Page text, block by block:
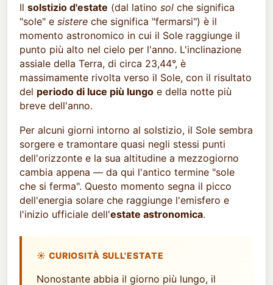
Ilsolstizio d'estate (dal latinosol che significa
"sole" esistere che significa "fermarsi") è il
momento astronomico in cui il Sole raggiunge il
punto più alto nel cielo per l'anno. L'inclinazione
assiale della Terra, di circa 23,44°, è
massimamente rivolta verso il Sole, con il risultato
del periodo di luce più lungo e della notte più
breve dell'anno.
Per alcuni giorni intorno al solstizio, il Sole sembra
sorgere e tramontare quasi negli stessi punti
dell'orizzonte e la sua altitudine a mezzogiorno
cambia appena — da qui l'antico termine "sole
che si ferma". Questo momento segna il picco
dell'energia solare che raggiunge l'emisfero e
l'inizio ufficiale dell'estate astronomica.
☀ CURIOSITÀ SULL'ESTATE
Nonostante abbia il giorno più lungo, il